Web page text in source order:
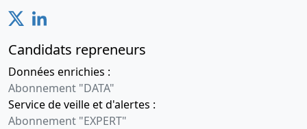
Candidats repreneurs
Données enrichies :
Abonnement "DATA"
Service de veille et d'alertes :
Abonnement "EXPERT"